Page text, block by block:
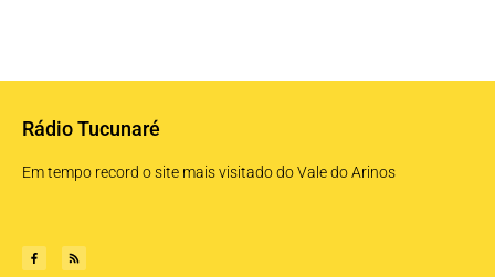
Rádio Tucunaré
Em tempo record o site mais visitado do Vale do Arinos